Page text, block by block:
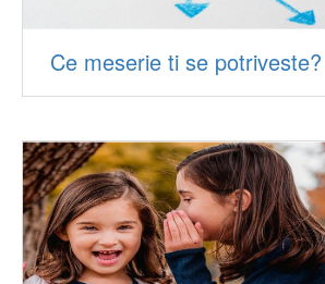
Ce meserie ti se potriveste?